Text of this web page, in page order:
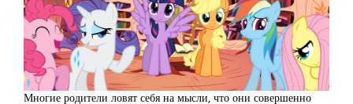
Многие родители ловят себя на мысли, что они совершенно